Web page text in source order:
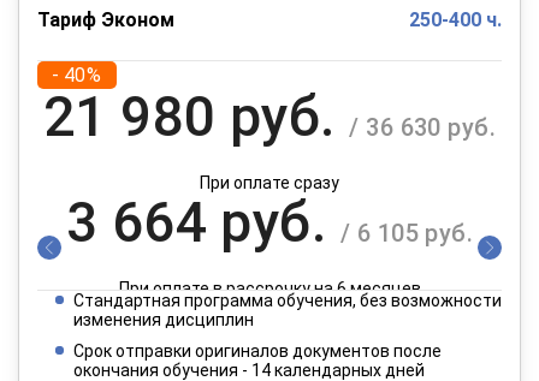
Тариф Эконом 250-400 ч.
- 40%
21 980 руб. / 36 630 руб.
При оплате сразу
3 664 руб. / 6 105 руб.
При оплате в рассрочку на 6 месяцев
1 832 руб.
Стандартная программа обучения, без возможности
изменения дисциплин
Срок отправки оригиналов документов после
окончания обучения - 14 календарных дней